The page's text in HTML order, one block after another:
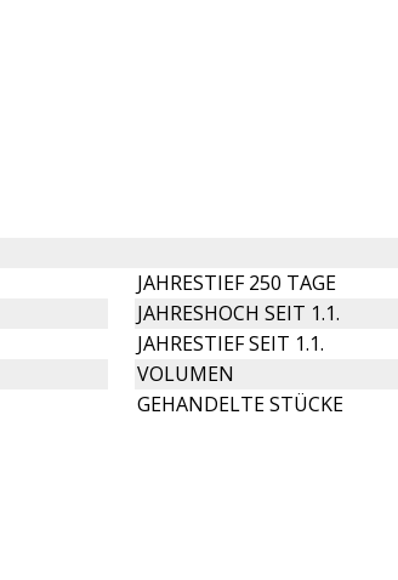
JAHRESTIEF 250 TAGE
JAHRESHOCH SEIT 1.1.
JAHRESTIEF SEIT 1.1.
VOLUMEN
GEHANDELTE STÜCKE